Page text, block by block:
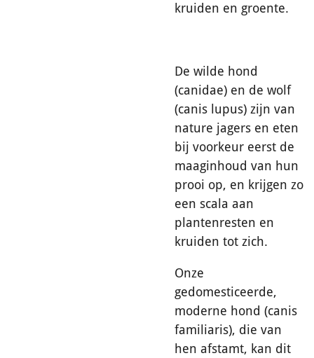
kruiden en groente.
De wilde hond
(canidae) en de wolf
(canis lupus) zijn van
nature jagers en eten
bij voorkeur eerst de
maaginhoud van hun
prooi op, en krijgen zo
een scala aan
plantenresten en
kruiden tot zich.
Onze
gedomesticeerde,
moderne hond (canis
familiaris), die van
hen afstamt, kan dit